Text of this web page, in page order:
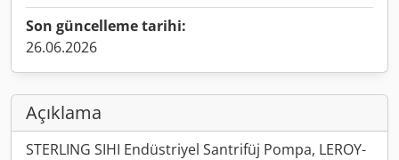
Son güncelleme tarihi:
26.06.2026
Açıklama
STERLING SIHI Endüstriyel Santrifüj Pompa, LEROY-